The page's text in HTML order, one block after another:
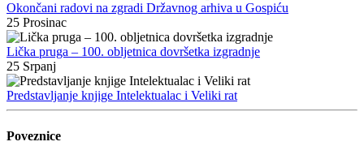
Okončani radovi na zgradi Državnog arhiva u Gospiću
25 Prosinac
Lička pruga – 100. obljetnica dovršetka izgradnje
25 Srpanj
Predstavljanje knjige Intelektualac i Veliki rat
Poveznice